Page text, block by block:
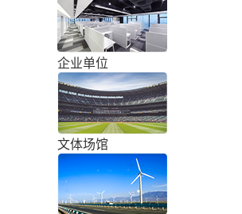
企业单位
文体场馆